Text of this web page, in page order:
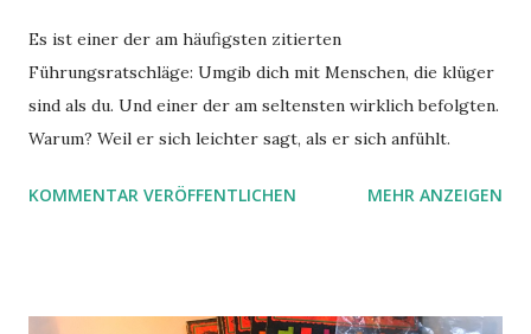
Es ist einer der am häufigsten zitierten
Führungsratschläge: Umgib dich mit Menschen, die klüger
sind als du. Und einer der am seltensten wirklich befolgten.
Warum? Weil er sich leichter sagt, als er sich anfühlt.
KOMMENTAR VERÖFFENTLICHEN MEHR ANZEIGEN